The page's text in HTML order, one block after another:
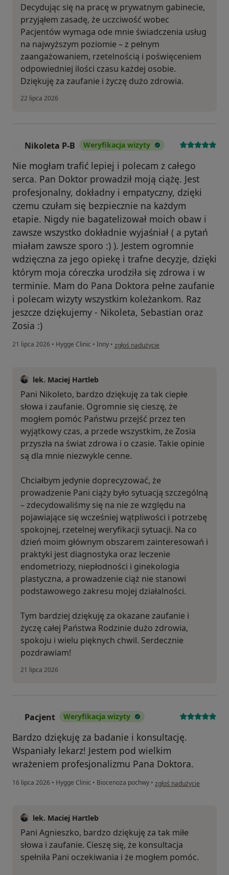
Decydując się na pracę w prywatnym gabinecie,
przyjąłem zasadę, że uczciwość wobec
Pacjentów wymaga ode mnie świadczenia usług
na najwyższym poziomie – z pełnym
zaangażowaniem, rzetelnością i poświęceniem
odpowiedniej ilości czasu każdej osobie.
Dziękuję za zaufanie i życzę dużo zdrowia.
22 lipca 2026
Nikoleta P-B Weryfikacja wizyty
Nie mogłam trafić lepiej i polecam z całego
serca. Pan Doktor prowadził moją ciążę. Jest
profesjonalny, dokładny i empatyczny, dzięki
czemu czułam się bezpiecznie na każdym
etapie. Nigdy nie bagatelizował moich obaw i
zawsze wszystko dokładnie wyjaśniał ( a pytań
miałam zawsze sporo :) ). Jestem ogromnie
wdzięczna za jego opiekę i trafne decyzje, dzięki
którym moja córeczka urodziła się zdrowa i w
terminie. Mam do Pana Doktora pełne zaufanie
i polecam wizyty wszystkim koleżankom. Raz
jeszcze dziękujemy - Nikoleta, Sebastian oraz
Zosia :)
21 lipca 2026 • Hygge Clinic • Inny • w opinii użytkownika Nikoleta P-B
zgłoś nadużycie
lek. Maciej Hartleb
Pani Nikoleto, bardzo dziękuję za tak ciepłe
słowa i zaufanie. Ogromnie się cieszę, że
mogłem pomóc Państwu przejść przez ten
wyjątkowy czas, a przede wszystkim, że Zosia
przyszła na świat zdrowa i o czasie. Takie opinie
są dla mnie niezwykle cenne.
Chciałbym jedynie doprecyzować, że
prowadzenie Pani ciąży było sytuacją szczególną
– zdecydowaliśmy się na nie ze względu na
pojawiające się wcześniej wątpliwości i potrzebę
spokojnej, rzetelnej weryfikacji sytuacji. Na co
dzień moim głównym obszarem zainteresowań i
praktyki jest diagnostyka oraz leczenie
endometriozy, niepłodności i ginekologia
plastyczna, a prowadzenie ciąż nie stanowi
podstawowego zakresu mojej działalności.
Tym bardziej dziękuję za okazane zaufanie i
życzę całej Państwa Rodzinie dużo zdrowia,
spokoju i wielu pięknych chwil. Serdecznie
pozdrawiam!
21 lipca 2026
Pacjent Weryfikacja wizyty
Bardzo dziękuję za badanie i konsultację.
Wspaniały lekarz! Jestem pod wielkim
wrażeniem profesjonalizmu Pana Doktora.
16 lipca 2026 • Hygge Clinic • Biocenoza pochwy • w opinii użytkownika
zgłoś nadużycie
lek. Maciej Hartleb
Pani Agnieszko, bardzo dziękuję za tak miłe
słowa i zaufanie. Cieszę się, że konsultacja
spełniła Pani oczekiwania i że mogłem pomóc.